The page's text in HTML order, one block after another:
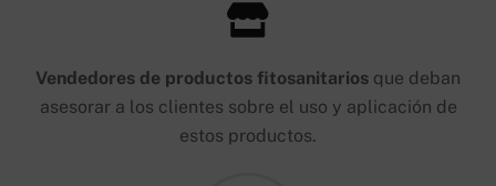
Vendedores de productos fitosanitarios que deban
asesorar a los clientes sobre el uso y aplicación de
estos productos.